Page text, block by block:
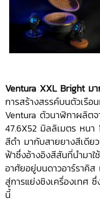
Ventura XXL Bright ม
การสร้างสรรค์บนตัวเรือ
Ventura ตัวนาฬิกาผลิต
47.6X52 มิลลิเมตร หนา
สีดำ มากับสายยางสีเดี
ฟ้าซึ่งอ้างอิงสีสันที่นำมาใ
อาศัยอยู่บนดาวอาร์ราคิ
สู่การแย่งชิงเครื่องเทศ
นี้